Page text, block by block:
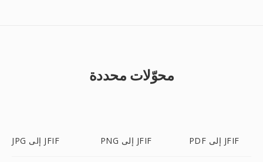
محوّلات محددة
JPG إلى JFIF PNG إلى JFIF PDF إلى JFIF